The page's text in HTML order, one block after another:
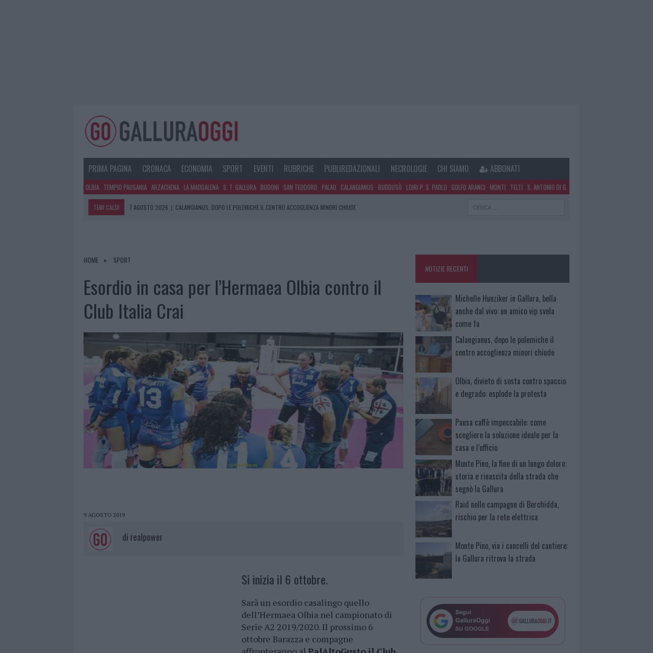
PRIMA PAGINA CRONACA ECONOMIA SPORT EVENTI RUBRICHE PUBLIREDAZIONALI NECROLOGIE CHI SIAMO ABBONATI
OLBIA TEMPIO PAUSANIA ARZACHENA LA MADDALENA S. T. GALLURA BUDONI SAN TEODORO PALAU CALANGIANUS BUDDUSÒ LOIRI P. S. PAOLO GOLFO ARANCI MONTI TELTI S. ANTONIO DI G.
TEMI CALDI 7 AGOSTO 2026 | CALANGIANUS, DOPO LE POLEMICHE IL CENTRO ACCOGLIENZA MINORI CHIUDE
7 AGOSTO 2026
HOME SPORT
Esordio in casa per l’Hermaea Olbia contro il
Club Italia Crai
9 AGOSTO 2019
di realpower
Si inizia il 6 ottobre.
Sarà un esordio casalingo quello
dell’Hermaea Olbia nel campionato di
Serie A2 2019/2020. Il prossimo 6
ottobre Barazza e compagne
NOTIZIE RECENTI
Michelle Hunziker in Gallura, bella
anche dal vivo: un amico vip svela
come fa
Calangianus, dopo le polemiche il
centro accoglienza minori chiude
Olbia, divieto di sosta contro spaccio
e degrado: esplode la protesta
Pausa caffè impeccabile: come
scegliere la soluzione ideale per la
casa e l’ufficio
Monte Pino, la fine di un lungo dolore:
storia e rinascita della strada che
segnò la Gallura
Raid nelle campagne di Berchidda,
rischio per la rete elettrica
Monte Pino, via i cancelli del cantiere:
la Gallura ritrova la strada